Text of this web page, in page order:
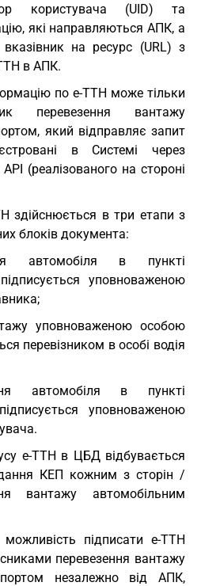
користувача (UID) та
які направляються АПК, а
на ресурс (URL) з
в АПК.
по е-ТТН може тільки
перевезення вантажу
який відправляє запит
в Системі через
(реалізованого на стороні
здійснюється в три етапи з
блоків документа:
автомобіля в пункті
уповноваженою
уповноваженою особою
перевізником в особі водія
автомобіля в пункті
уповноваженою
е-ТТН в ЦБД відбувається
КЕП кожним з сторін /
вантажу автомобільним
підписати е-ТТН
перевезення вантажу
незалежно від АПК,